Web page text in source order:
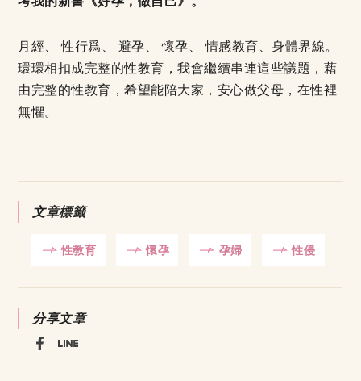
月經、 性行爲、 避孕、 懷孕、 情感教育、身體界線。
環環相扣成完整的性教育，我會繼續串連這些議題，藉
由完整的性教育，希望能陪大家，安心做父母，在性裡
無懼。
文章標籤
性教育 懷孕 孕婦 性侵
分享文章